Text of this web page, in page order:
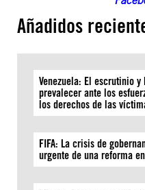
Añadidos
Venezuela: El escrutinio
prevalecer ante los
los derechos de las
FIFA: La crisis de
urgente de una reforma